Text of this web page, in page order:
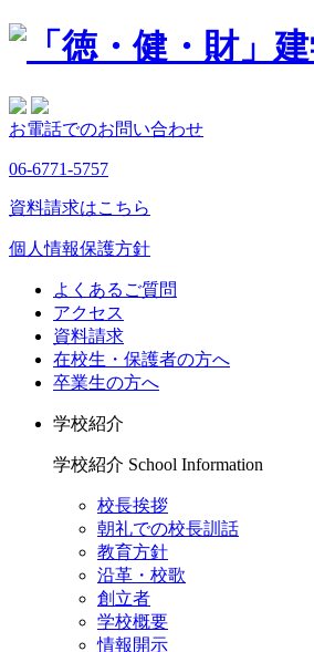
お電話でのお問い合わせ
06-6771-5757
資料請求はこちら
個人情報保護方針
よくあるご質問
アクセス
資料請求
在校生・保護者の方へ
卒業生の方へ
学校紹介
学校紹介 School Information
校長挨拶
朝礼での校長訓話
教育方針
沿革・校歌
創立者
学校概要
情報開示